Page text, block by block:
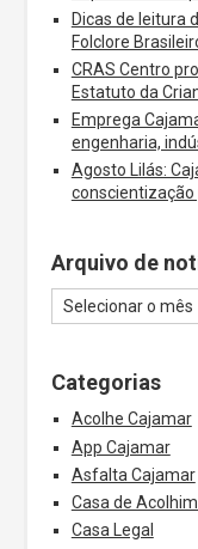
Dicas de leitura
Folclore
CRAS Centro
Estatuto da
Emprega
engenharia,
Agosto Lilás:
conscientização
Arquivo de
Categorias
Acolhe Cajamar
App Cajamar
Asfalta Cajamar
Casa de
Casa Legal